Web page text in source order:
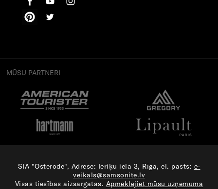
MŪSU PARTNERI
SIA "Osterode", Adrese: Ieriķu iela 3, Rīga, el. pasts: e-
veikals@samsonite.lv
Visas tiesības aizsargātas. Apmeklējiet mūsu uzņēmuma